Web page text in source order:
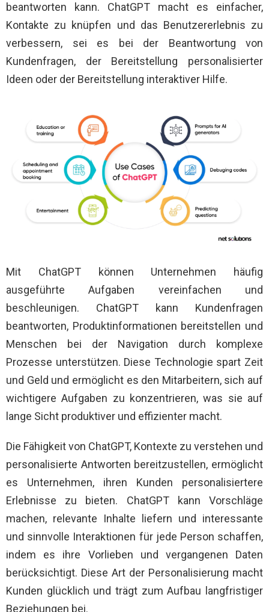
beantworten kann. ChatGPT macht es einfacher,
Kontakte zu knüpfen und das Benutzererlebnis zu
verbessern, sei es bei der Beantwortung von
Kundenfragen, der Bereitstellung personalisierter
Ideen oder der Bereitstellung interaktiver Hilfe.
Mit ChatGPT können Unternehmen häufig
ausgeführte Aufgaben vereinfachen und
beschleunigen. ChatGPT kann Kundenfragen
beantworten, Produktinformationen bereitstellen und
Menschen bei der Navigation durch komplexe
Prozesse unterstützen. Diese Technologie spart Zeit
und Geld und ermöglicht es den Mitarbeitern, sich auf
wichtigere Aufgaben zu konzentrieren, was sie auf
lange Sicht produktiver und effizienter macht.
Die Fähigkeit von ChatGPT, Kontexte zu verstehen und
personalisierte Antworten bereitzustellen, ermöglicht
es Unternehmen, ihren Kunden personalisiertere
Erlebnisse zu bieten. ChatGPT kann Vorschläge
machen, relevante Inhalte liefern und interessante
und sinnvolle Interaktionen für jede Person schaffen,
indem es ihre Vorlieben und vergangenen Daten
berücksichtigt. Diese Art der Personalisierung macht
Kunden glücklich und trägt zum Aufbau langfristiger
Beziehungen bei.